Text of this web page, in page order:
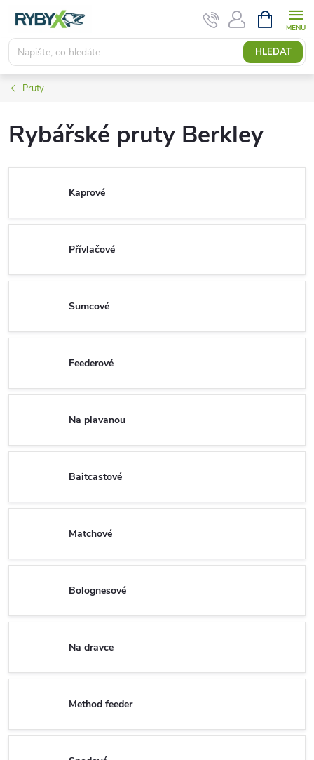
obsah
HLEDAT
NÁKUPNÍ
KOŠÍK
Pruty
Rybářské pruty Berkley
Kaprové
Přívlačové
Sumcové
Feederové
Na plavanou
Baitcastové
Matchové
Bolognesové
Na dravce
Method feeder